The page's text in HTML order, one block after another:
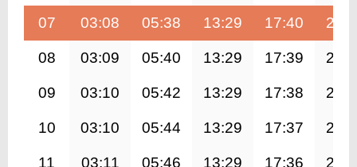
07 03:08 05:38 13:29 17:40
08 03:09 05:40 13:29 17:39
09 03:10 05:42 13:29 17:38
10 03:10 05:44 13:29 17:37
11 03:11 05:46 13:29 17:36